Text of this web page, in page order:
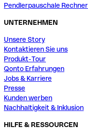
Pendlerpauschale Rechner
UNTERNEHMEN
Unsere Story
Kontaktieren Sie uns
Produkt-Tour
Qonto Erfahrungen
Jobs & Karriere
Presse
Kunden werben
Nachhaltigkeit & Inklusion
HILFE & RESSOURCEN